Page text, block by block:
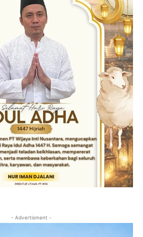
- Advertisment -